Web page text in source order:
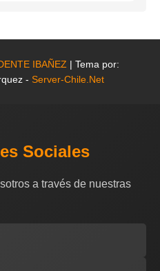
IBAÑEZ | Tema por:
- Server-Chile.Net
Sociales
a través de nuestras